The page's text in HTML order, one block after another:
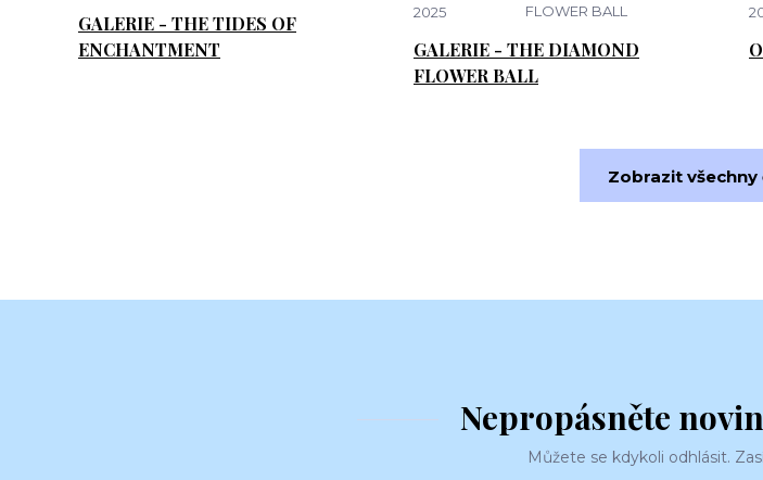
GALERIE - THE TIDES OF
ENCHANTMENT
2025
FLOWER BALL
GALERIE - THE DIAMOND
FLOWER BALL
Zobrazit všechny
Nepropásněte
Můžete se kdykoli odhlásit.